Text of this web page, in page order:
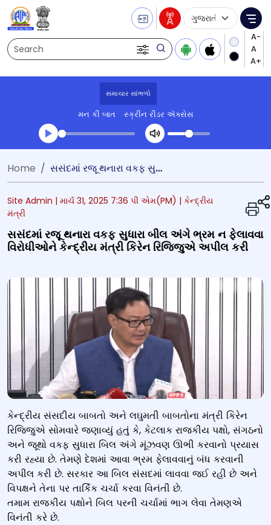
Search
Language
સમાચાર સાંભળો
મન કી બાત સ્ક્રીન રીડર ઍક્સેસ
Transcript summary
પ્લે ઓડિયો
Home સસંદમાં રજૂ થનારા વકફ સુધારા બીલ અંગે ભ્રમ ન ફેલાવવા વિરોધીઓને કેન્દ્રીય મંત્રી કિરેન રિજિજુએ અપીલ કરી
Site Admin | માર્ચ 31, 2025 7:36 પી એમ(PM) | કેન્દ્રીય
મંત્રી
સસંદમાં રજૂ થનારા વકફ સુધારા બીલ અંગે ભ્રમ ન ફેલાવવા
વિરોધીઓને કેન્દ્રીય મંત્રી કિરેન રિજિજુએ અપીલ કરી
કેન્દ્રીય સંસદીય બાબતો અને લઘુમતી બાબતોના મંત્રી કિરેન
રિજિજુએ સોમવારે જણાવ્યું હતું કે, કેટલાક રાજકીય પક્ષો, સંગઠનો
અને જૂથો વકફ સુધારા બિલ અંગે મૂંઝવણ ઊભી કરવાનો પ્રયાસ
કરી રહ્યા છે. તેમણે દેશમાં આવા ભ્રમ ફેલાવવાનું બંધ કરવાની
અપીલ કરી છે. સરકાર આ બિલ સંસદમાં લાવવા જઈ રહી છે અને
વિપક્ષને તેના પર તાર્કિક ચર્ચા કરવા વિનંતી છે.
તમામ રાજકીય પક્ષોને બિલ પરની ચર્ચામાં ભાગ લેવા તેમણએ
વિનંતી કરે છે.